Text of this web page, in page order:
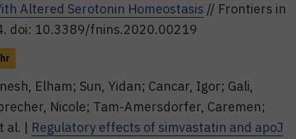
Altered Serotonin Homeostasis // Frontiers in
doi: 10.3389/fnins.2020.00219
Elham; Sun, Yidan; Cancar, Igor; Gali,
Nicole; Tam-Amersdorfer, Caremen;
al. | Regulatory effects of simvastatin and apoJ